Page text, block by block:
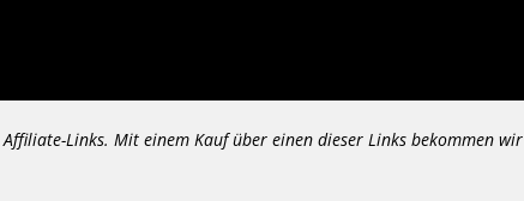
Links. Mit einem Kauf über einen dieser Links bekommen wir